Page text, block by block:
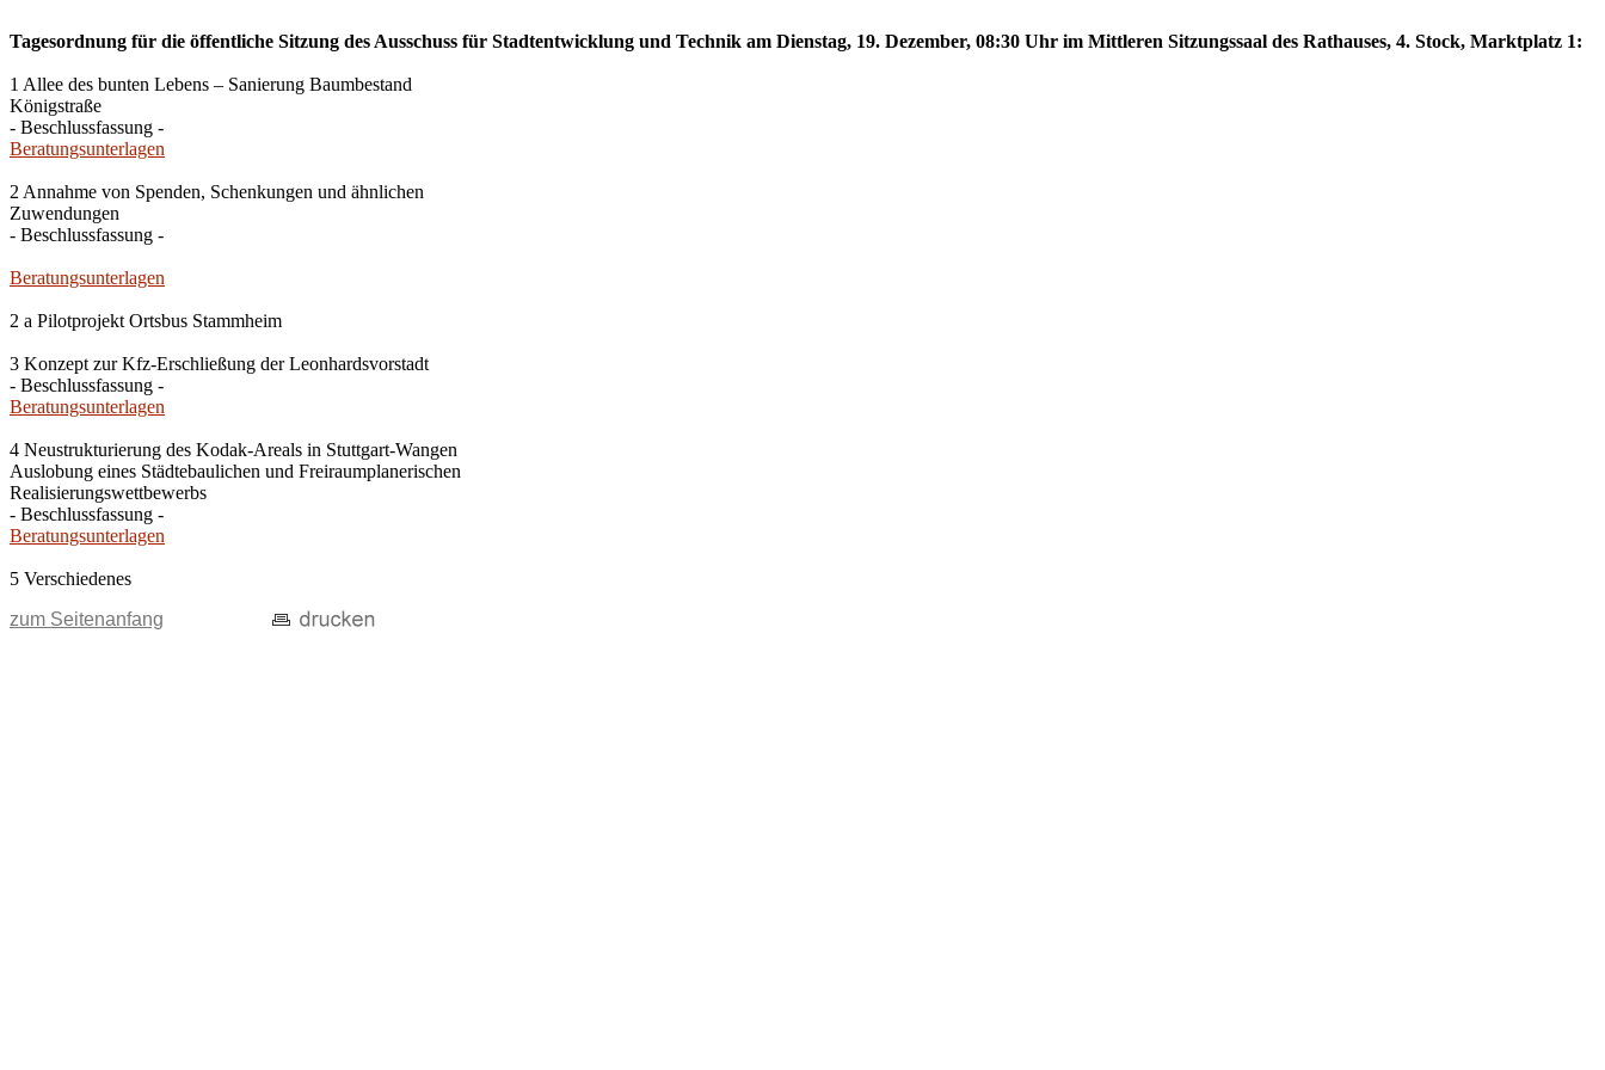
Tagesordnung für die öffentliche Sitzung des Ausschuss für Stadtentwicklung und Technik am Dienstag, 19. Dezember, 08:30 Uhr im Mittleren Sitzungssaal des Rathauses, 4. Stock, Marktplatz 1:
1 Allee des bunten Lebens – Sanierung Baumbestand
Königstraße
- Beschlussfassung -
Beratungsunterlagen
2 Annahme von Spenden, Schenkungen und ähnlichen
Zuwendungen
- Beschlussfassung -
Beratungsunterlagen
2 a Pilotprojekt Ortsbus Stammheim
3 Konzept zur Kfz-Erschließung der Leonhardsvorstadt
- Beschlussfassung -
Beratungsunterlagen
4 Neustrukturierung des Kodak-Areals in Stuttgart-Wangen
Auslobung eines Städtebaulichen und Freiraumplanerischen
Realisierungswettbewerbs
- Beschlussfassung -
Beratungsunterlagen
5 Verschiedenes
zum Seitenanfang